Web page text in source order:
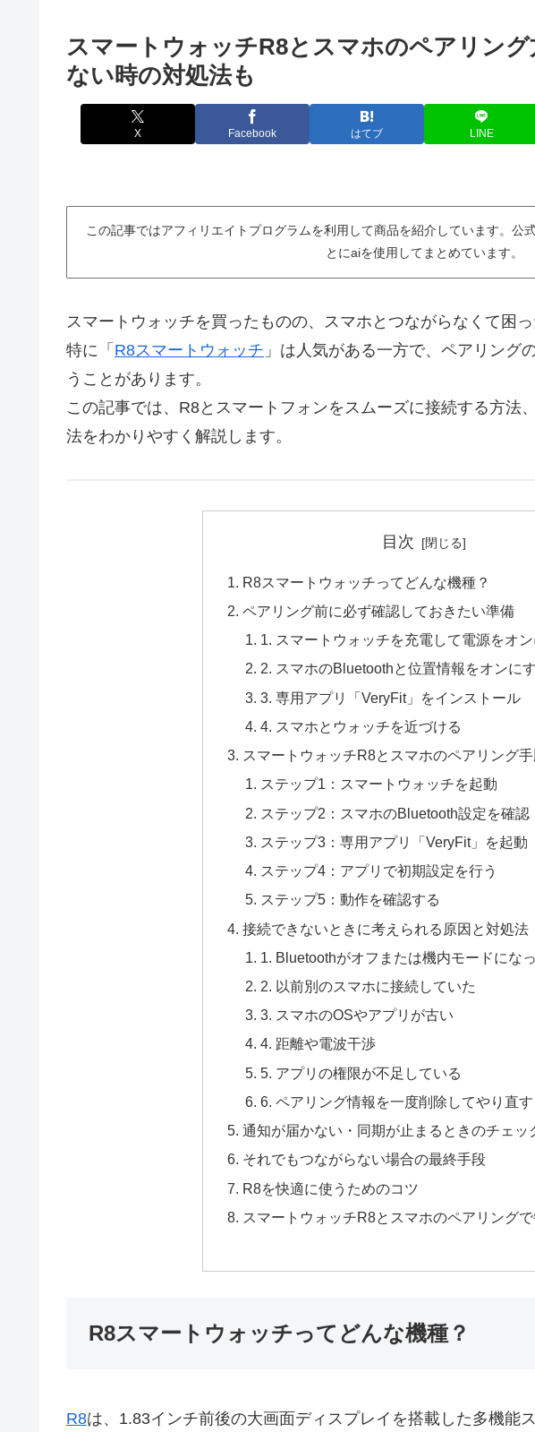
スマートウォッチR8とスマホのペアリング
ない時の対処法も
X Facebook はてブ LINE
この記事ではアフィリエイトプログラムを利用して商品を紹介しています。公
とにaiを使用してまとめています。
スマートウォッチを買ったものの、スマホとつながらなくて困
特に「 R8スマートウォッチ 」は人気がある一方で、ペアリング
うことがあります。
この記事では、R8とスマートフォンをスムーズに接続する方法
法をわかりやすく解説します。
目次
R8スマートウォッチってどんな機種？
ペアリング前に必ず確認しておきたい準備
1. スマートウォッチを充電して電源をオ
2. スマホのBluetoothと位置情報をオンに
3. 専用アプリ「VeryFit」をインストール
4. スマホとウォッチを近づける
スマートウォッチR8とスマホのペアリング
ステップ1：スマートウォッチを起動
ステップ2：スマホのBluetooth設定を確認
ステップ3：専用アプリ「VeryFit」を起動
ステップ4：アプリで初期設定を行う
ステップ5：動作を確認する
接続できないときに考えられる原因と対処法
1. Bluetoothがオフまたは機内モードにな
2. 以前別のスマホに接続していた
3. スマホのOSやアプリが古い
4. 距離や電波干渉
5. アプリの権限が不足している
6. ペアリング情報を一度削除してやり直す
通知が届かない・同期が止まるときのチェッ
それでもつながらない場合の最終手段
R8を快適に使うためのコツ
スマートウォッチR8とスマホのペアリング
R8スマートウォッチってどんな機種？
R8は、1.83インチ前後の大画面ディスプレイを搭載した多機能